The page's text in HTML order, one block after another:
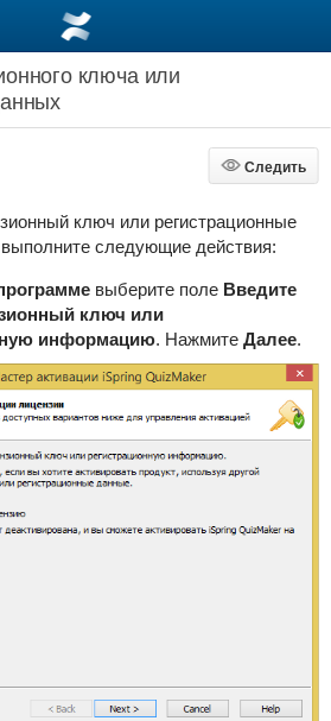
ключа или
Следить
Следить
ключ или регистрационные
следующие действия:
выберите поле Введите
ключ или
информацию. Нажмите Далее.